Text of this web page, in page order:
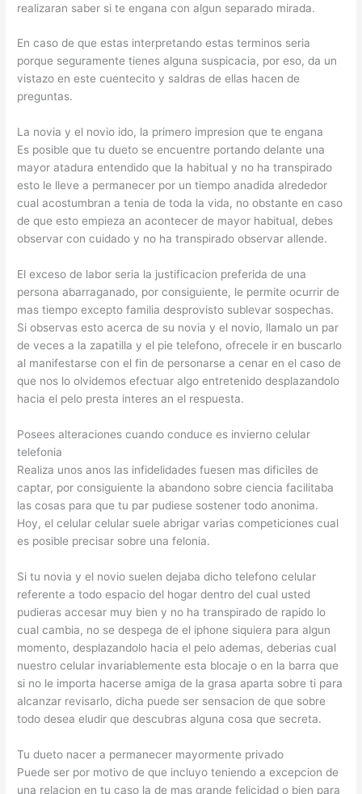
realizaran saber si te engana con algun separado mirada.
En caso de que estas interpretando estas terminos seri­a
porque seguramente tienes alguna suspicacia, por eso, da un
vistazo en este cuentecito y saldras de ellas hacen de
preguntas.
La novia y el novio ido, la primero impresion que te engana
Es posible que tu dueto se encuentre portando delante una
mayor atadura entendido que la habitual y no ha transpirado
esto le lleve a permanecer por un tiempo anadida alrededor
cual acostumbran a tenia de toda la vida, no obstante en caso
de que esto empieza an acontecer de mayor habitual, debes
observar con cuidado y no ha transpirado observar allende.
El exceso de labor seri­a la justificacion preferida de una
persona abarraganado, por consiguiente, le permite ocurrir de
mas tiempo excepto familia desprovisto sublevar sospechas.
Si observas esto acerca de su novia y el novio, llamalo un par
de veces a la zapatilla y el pie telefono, ofrecele ir en buscarlo
al manifestarse con el fin de personarse a cenar en el caso de
que nos lo olvidemos efectuar algo entretenido desplazandolo
hacia el pelo presta interes an el respuesta.
Posees alteraciones cuando conduce es invierno celular
telefonia
Realiza unos anos las infidelidades fuesen mas dificiles de
captar, por consiguiente la abandono sobre ciencia facilitaba
las cosas para que tu par pudiese sostener todo anonima.
Hoy, el celular celular suele abrigar varias competiciones cual
es posible precisar sobre una felonia.
Si tu novia y el novio suelen dejaba dicho telefono celular
referente a todo espacio del hogar dentro del cual usted
pudieras accesar muy bien y no ha transpirado de rapido lo
cual cambia, no se despega de el iphone siquiera para algun
momento, desplazandolo hacia el pelo ademas, deberi­as cual
nuestro celular invariablemente esta blocaje o en la barra que
si no le importa hacerse amiga de la grasa aparta sobre ti para
alcanzar revisarlo, dicha puede ser sensacion de que sobre
todo desea eludir que descubras alguna cosa que secreta.
Tu dueto nacer a permanecer mayormente privado
Puede ser por motivo de que incluyo teniendo a excepcion de
una relacion en tu caso la de mas grande felicidad o bien para